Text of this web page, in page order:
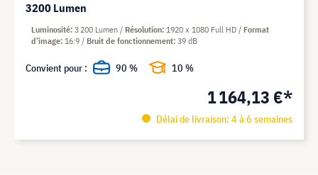
3200 Lumen
1 164,13 €*
Délai de livraison: 4 à 6 semaines
Luminosité 3 200 Lumen Résolution 1920 x 1080 Full HD
Format
d’image 16:9 Bruit de fonctionnement 39 dB
Convient pour : 90 % 10 %